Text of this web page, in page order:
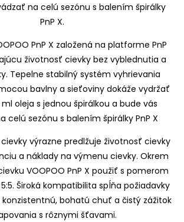
na celú sezónu s balením špirálky
PnP X.
cievky výrazne predlžuje životnosť cievky
a náklady na výmenu cievky. Okrem
VOOPOO PnP X použiť s pomerom
5:5. Široká kompatibilita spĺňa požiadavky
bohatú chuť a čistý zážitok
s rôznymi šťavami.